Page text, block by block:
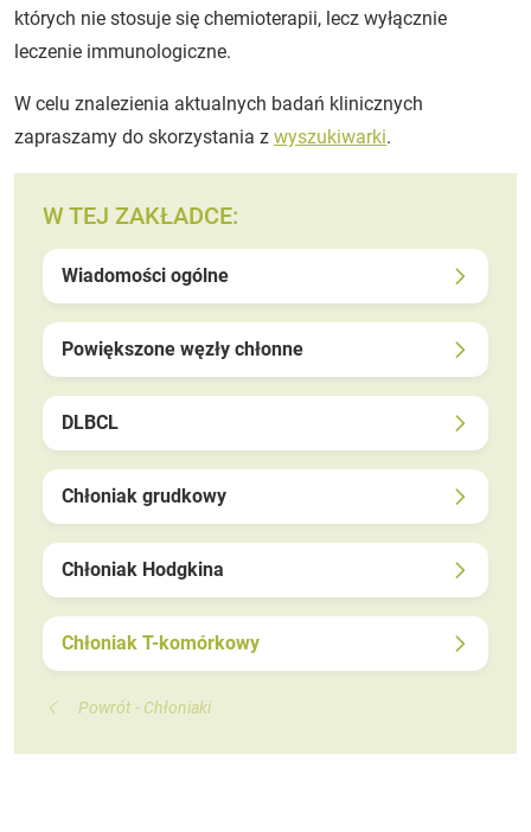
których nie stosuje się chemioterapii, lecz wyłącznie
leczenie immunologiczne.
W celu znalezienia aktualnych badań klinicznych
zapraszamy do skorzystania z wyszukiwarki.
W TEJ ZAKŁADCE:
Wiadomości ogólne
Powiększone węzły chłonne
DLBCL
Chłoniak grudkowy
Chłoniak Hodgkina
Chłoniak T-komórkowy
Powrót - Chłoniaki